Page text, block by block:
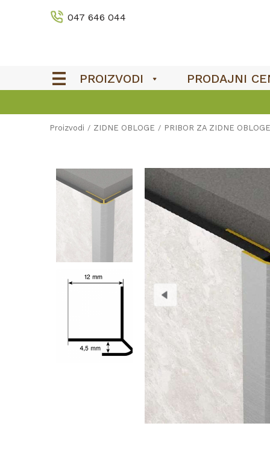
047 646 044
PROIZVODI PRODAJNI
Proizvodi ZIDNE OBLOGE PRIBOR ZA ZIDNE OBLOGE